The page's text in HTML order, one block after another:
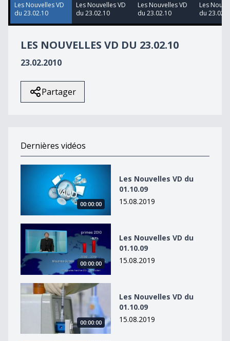
41
seconds
Les Nouvelles VD
du 23.02.10
Les Nouvelles VD
du 23.02.10
Les Nouvelles VD
du 23.02.10
Les
du
LES NOUVELLES VD DU 23.02.10
23.02.2010
Partager
Dernières vidéos
Les Nouvelles VD du 01.10.09
00:00:00
Les Nouvelles VD du
01.10.09
15.08.2019
Les Nouvelles VD du 01.10.09
00:00:00
Les Nouvelles VD du
01.10.09
15.08.2019
Les Nouvelles VD du 01.10.09
00:00:00
Les Nouvelles VD du
01.10.09
15.08.2019